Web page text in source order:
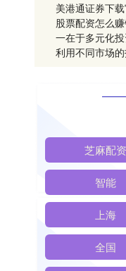
美港通证券下
股票配资怎么
一在于多元化
利用不同市场
芝麻配资
智能
上海
全国